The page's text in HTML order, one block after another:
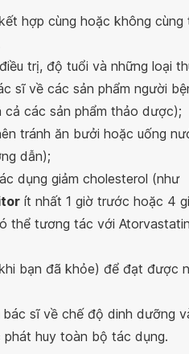
hợp cùng hoặc không cùng
trị, độ tuổi và những loại
sĩ về các sản phẩm người
các sản phẩm thảo dược);
tránh ăn bưởi hoặc uống
dẫn);
dụng giảm cholesterol (như
ít nhất 1 giờ trước hoặc 4
thể tương tác với
bạn đã khỏe) để đạt được
sĩ về chế độ dinh dưỡng
huy toàn bộ tác dụng.